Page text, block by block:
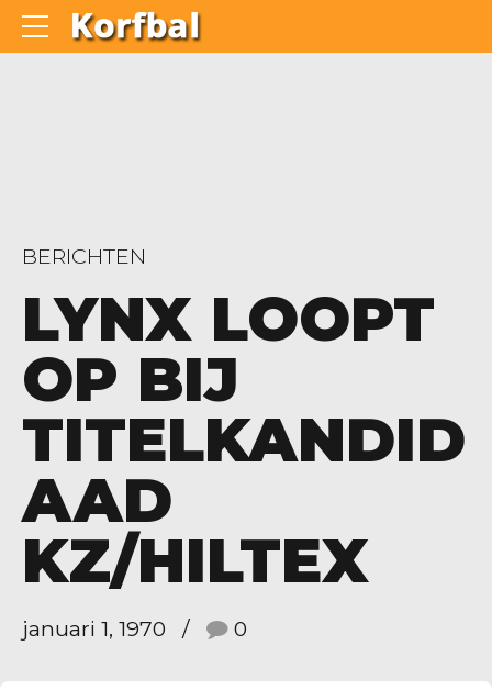
BERICHTEN
LYNX LOOPT
OP BIJ
TITELKANDID
AAD
KZ/HILTEX
januari 1, 1970 0